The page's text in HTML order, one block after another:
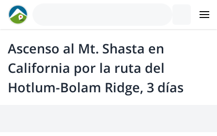
Ascenso al Mt. Shasta en
California por la ruta del
Hotlum-Bolam Ridge, 3 días